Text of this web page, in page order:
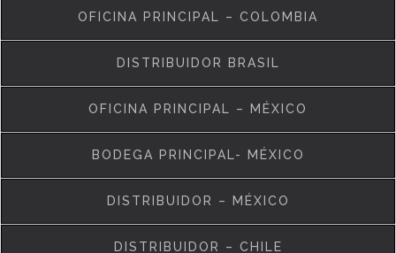
OFICINA PRINCIPAL – COLOMBIA
DISTRIBUIDOR BRASIL
OFICINA PRINCIPAL – MÉXICO
BODEGA PRINCIPAL- MÉXICO
DISTRIBUIDOR – MÉXICO
DISTRIBUIDOR – CHILE